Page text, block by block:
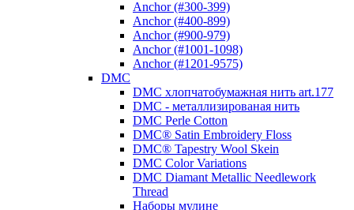
Anchor (#300-399)
Anchor (#400-899)
Anchor (#900-979)
Anchor (#1001-1098)
Anchor (#1201-9575)
DMC
DMC хлопчатобумажная нить art.177
DMC - металлизированая нить
DMC Perle Cotton
DMC® Satin Embroidery Floss
DMC® Tapestry Wool Skein
DMC Color Variations
DMC Diamant Metallic Needlework
Thread
Наборы мулине